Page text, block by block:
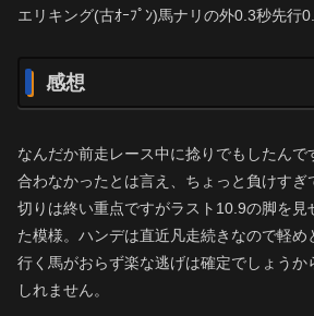
エリキング(古ｵｰﾌﾟﾝ)馬ナリの外0.3秒先行
感想
なんだか前走レース中に捻りでもしたん
合わなかったとは言え、ちょっと負けすぎ
切りは終い重点ですがラスト10.9の脚を見
た模様。ハンデは直近凡走続きなので軽め
行く馬がおらず楽な逃げは確定でしょうか
しれません。